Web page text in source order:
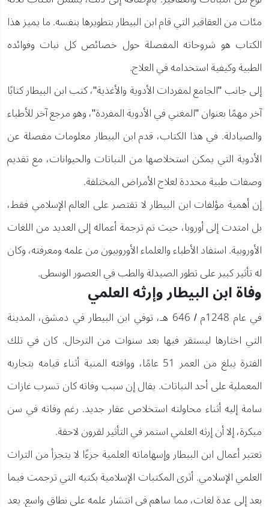
مئات من العقاقير التي قام ابن البيطار بتطويرها بنفسه. ما يميز هذا
الكتاب هو شروحاته المفصلة حول خصائص كل نبات وفوائده
الطبية وكيفية استخدامه في العلاج.
إلى جانب "الجامع لمفردات الأدوية والأغذية"، كتب ابن البيطار كتابًا
آخر مهمًا بعنوان "المغني في الأدوية المفردة"، وهو مرجع آخر للأطباء
والصيادلة. في هذا الكتاب، قدم ابن البيطار معلومات مفصلة عن
الأدوية التي يمكن استخلاصها من النباتات والحيوانات، مع تقديم
وصفات طبية محددة لعلاج الأمراض المختلفة.
إن أهمية مؤلفات ابن البيطار لا تقتصر على العالم الإسلامي فقط،
بل امتدت إلى أوروبا، حيث تم ترجمة أعماله إلى العديد من اللغات
الأوروبية. استفاد الأطباء والعلماء الأوروبيون من علمه ومعرفته، وكان
له تأثير كبير على تطور الصيدلة والطب في العصور الوسطى.
وفاة ابن البيطار وإرثه العلمي
في عام 1248م / 646 هـ، توفي ابن البيطار في دمشق، المدينة
التي اختارها ليستقر فيها بعد سنوات من الترحال. كان في تلك
الفترة يبلغ من العمر 51 عامًا، ووافته المنية أثناء قيامه بتجاربه
المعملية على أحد النباتات. يقال إن سبب وفاته كان تسرب غازات
سامة إليه أثناء محاولته استخلاص عقار جديد. رغم وفاته في سن
مبكرة، إلا أن إرثه العلمي استمر في التأثير لقرون لاحقة.
تعتبر أعمال ابن البيطار وإسهاماته العلمية جزءًا لا يتجزأ من التراث
العلمي الإسلامي. أثرى المكتبات الإسلامية بكتبه التي ترجمت فيما
بعد إلى عدة لغات، مما ساهم في انتشار علمه على نطاق واسع. يعد